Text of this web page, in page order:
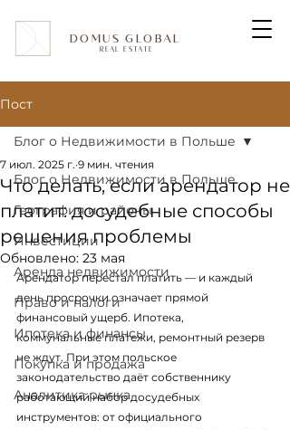
DOMUS GLOBAL
REAL ESTATE
Пост
Блог о Недвижимости в Польше
География и районы
Инвестиции
Аренда недвижимости
Право и налоги
Ипотека и финансы
Покупка и продажа
Аналитика рынка
Блог о Недвижимости в Польше
Что делать, если арендатор не
платит: досудебные способы
решения проблемы
7 июл. 2025 г. 9 мин. чтения
Обновлено: 23 мая
Арендатор перестал платить — и каждый
день просрочки означает прямой
финансовый ущерб. Ипотека,
коммунальные платежи, ремонтный резерв
не ждут. При этом польское
законодательство даёт собственнику
работающий набор досудебных
инструментов: от официального